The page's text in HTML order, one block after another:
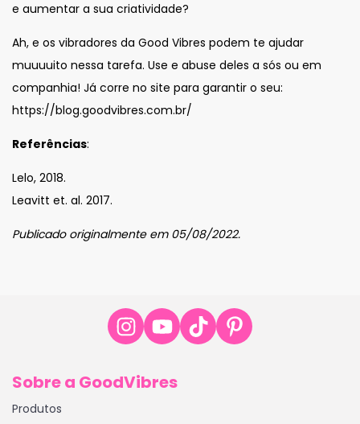
e aumentar a sua criatividade?
Ah, e os vibradores da Good Vibres podem te ajudar
muuuuito nessa tarefa. Use e abuse deles a sós ou em
companhia! Já corre no site para garantir o seu:
https://blog.goodvibres.com.br/
Referências:
Lelo, 2018.
Leavitt et. al. 2017.
Publicado originalmente em 05/08/2022.
Sobre a GoodVibres
Produtos